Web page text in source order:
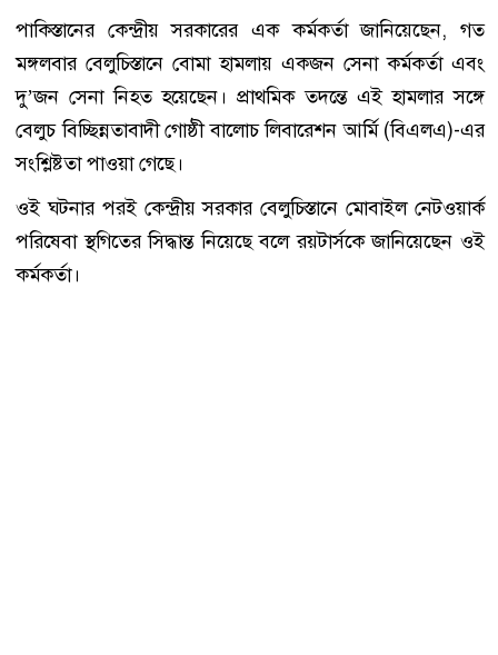
পাকিস্তানের কেন্দ্রীয় সরকারের এক কর্মকর্তা জানিয়েছেন, গত
মঙ্গলবার বেলুচিস্তানে বোমা হামলায় একজন সেনা কর্মকর্তা এবং
দু’জন সেনা নিহত হয়েছেন। প্রাথমিক তদন্তে এই হামলার সঙ্গে
বেলুচ বিচ্ছিন্নতাবাদী গোষ্ঠী বালোচ লিবারেশন আর্মি (বিএলএ)-এর
সংশ্লিষ্টতা পাওয়া গেছে।
ওই ঘটনার পরই কেন্দ্রীয় সরকার বেলুচিস্তানে মোবাইল নেটওয়ার্ক
পরিষেবা স্থগিতের সিদ্ধান্ত নিয়েছে বলে রয়টার্সকে জানিয়েছেন ওই
কর্মকর্তা।